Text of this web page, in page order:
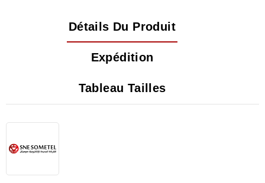
Détails Du Produit
Expédition
Tableau Tailles